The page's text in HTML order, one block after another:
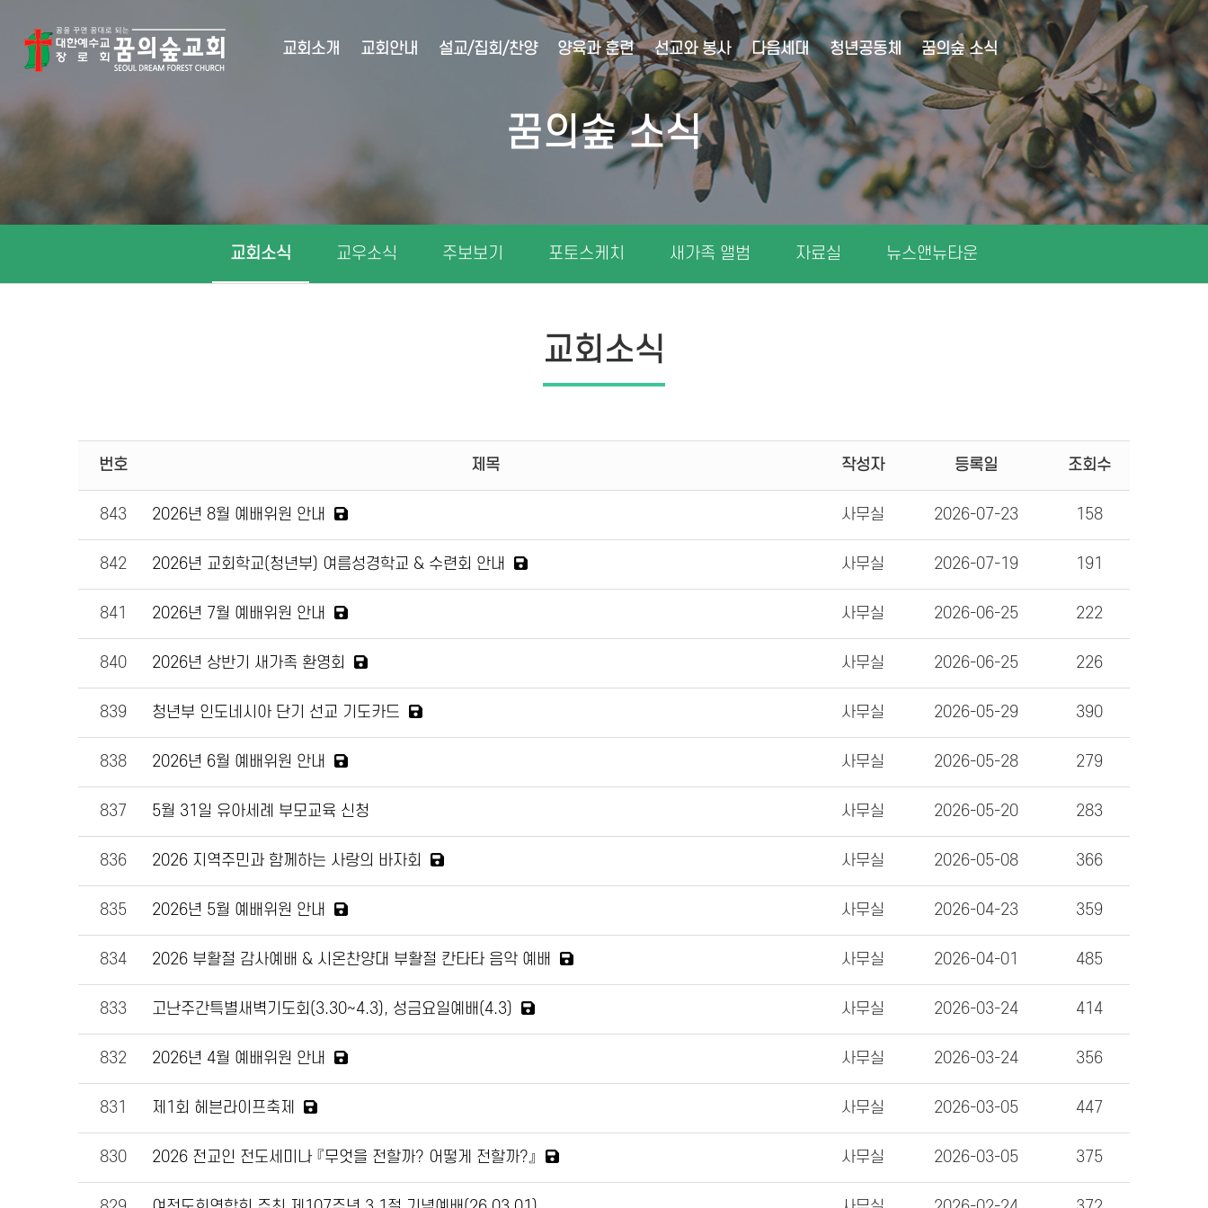
교회소개 교회안내 설교/집회/찬양 양육과 훈련 선교와 봉사 다음세대 청년공동체 꿈의숲 소식
꿈의숲 소식
교회소식 교우소식 주보보기 포토스케치 새가족 앨범 자료실 뉴스앤뉴타운
교회소식
번호 제목 작성자 등록일 조회수
843 2026년 8월 예배위원 안내 사무실 2026-07-23 158
842 2026년 교회학교(청년부) 여름성경학교 & 수련회 안내 사무실 2026-07-19 191
841 2026년 7월 예배위원 안내 사무실 2026-06-25 222
840 2026년 상반기 새가족 환영회 사무실 2026-06-25 226
839 청년부 인도네시아 단기 선교 기도카드 사무실 2026-05-29 390
838 2026년 6월 예배위원 안내 사무실 2026-05-28 279
837 5월 31일 유아세례 부모교육 신청 사무실 2026-05-20 283
836 2026 지역주민과 함께하는 사랑의 바자회 사무실 2026-05-08 366
835 2026년 5월 예배위원 안내 사무실 2026-04-23 359
834 2026 부활절 감사예배 & 시온찬양대 부활절 칸타타 음악 예배 사무실 2026-04-01 485
833 고난주간특별새벽기도회(3.30~4.3), 성금요일예배(4.3) 사무실 2026-03-24 414
832 2026년 4월 예배위원 안내 사무실 2026-03-24 356
831 제1회 헤븐라이프축제 사무실 2026-03-05 447
830 2026 전교인 전도세미나 『무엇을 전할까? 어떻게 전할까?』 사무실 2026-03-05 375